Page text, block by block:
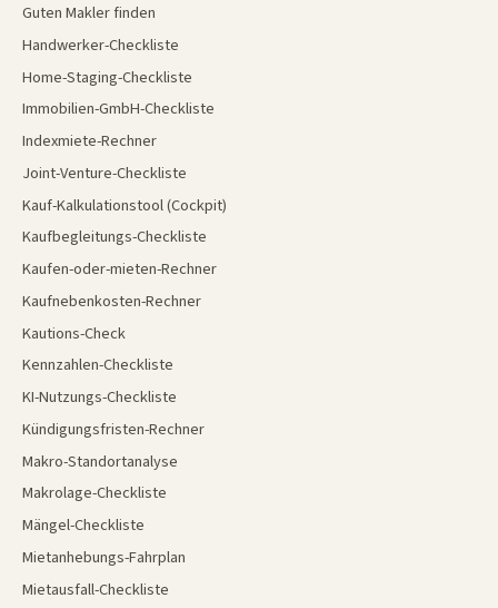
Guten Makler finden
Handwerker-Checkliste
Home-Staging-Checkliste
Immobilien-GmbH-Checkliste
Indexmiete-Rechner
Joint-Venture-Checkliste
Kauf-Kalkulationstool (Cockpit)
Kaufbegleitungs-Checkliste
Kaufen-oder-mieten-Rechner
Kaufnebenkosten-Rechner
Kautions-Check
Kennzahlen-Checkliste
KI-Nutzungs-Checkliste
Kündigungsfristen-Rechner
Makro-Standortanalyse
Makrolage-Checkliste
Mängel-Checkliste
Mietanhebungs-Fahrplan
Mietausfall-Checkliste